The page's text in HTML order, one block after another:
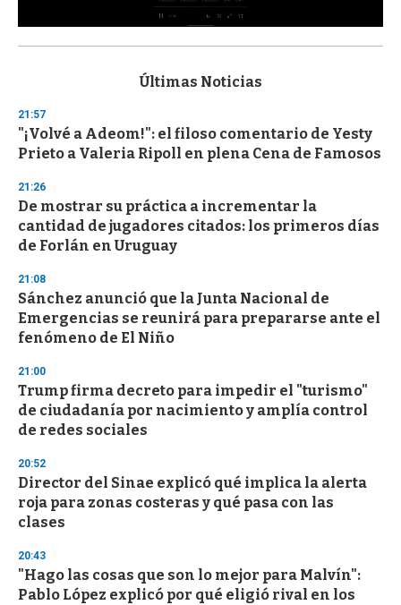
s
d
s
o
f
3
s
e
c
o
d
s
Últimas Noticias
21:57
"¡Volvé a Adeom!": el filoso comentario de Yesty
Prieto a Valeria Ripoll en plena Cena de Famosos
21:26
De mostrar su práctica a incrementar la
cantidad de jugadores citados: los primeros días
de Forlán en Uruguay
21:08
Sánchez anunció que la Junta Nacional de
Emergencias se reunirá para prepararse ante el
fenómeno de El Niño
21:00
Trump firma decreto para impedir el "turismo"
de ciudadanía por nacimiento y amplía control
de redes sociales
20:52
Director del Sinae explicó qué implica la alerta
roja para zonas costeras y qué pasa con las
clases
20:43
"Hago las cosas que son lo mejor para Malvín":
Pablo López explicó por qué eligió rival en los